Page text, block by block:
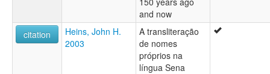
and now
citation
Heins, John H.
2003
A transliteração
de nomes
próprios na
língua Sena